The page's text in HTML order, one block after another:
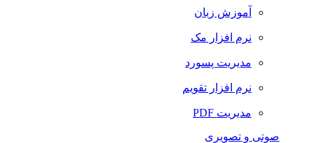
آموزش زبان
نرم افزار مک
مدیریت پسورد
نرم افزار تقویم
مدیریت PDF
صوتی و تصویری